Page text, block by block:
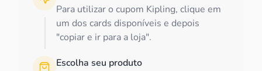
Para utilizar o cupom Kipling, clique em
um dos cards disponíveis e depois
"copiar e ir para a loja".
Escolha seu produto